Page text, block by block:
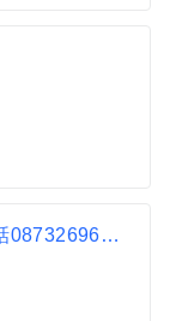
公牛隊正職工作人員-月休9 可撥打電話087326966約面試